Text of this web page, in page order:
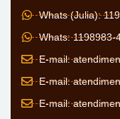
Whats (Julia):
Whats: 1198983-
E-mail:
E-mail:
E-mail: